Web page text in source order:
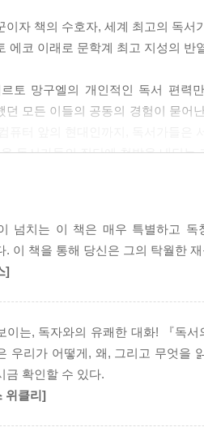
금요일에 콘스탄티누스가 발견한
릴 수 있다. 이런 식의 의미 변질은
며들기 때문이다.
이자 책의 수호자, 세계 최고의 독서
에코 이래로 문학계 최고 지성의 반
토 망구엘의 개인적인 독서 편력
던 모든 이들의 공동의 경험이 묻어
독서가들의 집단에 첫발을 내딛는
단지 책이라는 형태를 통해, 문자
. 실제로 글자를 통해 세상이 이루
개의 글자로 이루어졌고, 이 숫자
피스의 말처럼 ‘그대들이 책을 손
시들지 않았던 책과 독서에 관한 갈
넘치는 이 책은 매우 특별하고
. 이 책을 통해 당신은 그의 탁월한
]
이는, 독자와의 유쾌한 대화! 『독
우리가 어떻게, 왜, 그리고 무엇을
금 확인할 수 있다.
위클리]